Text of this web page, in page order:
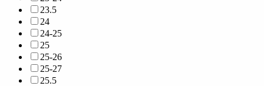
23.5
24
24-25
25
25-26
25-27
25.5